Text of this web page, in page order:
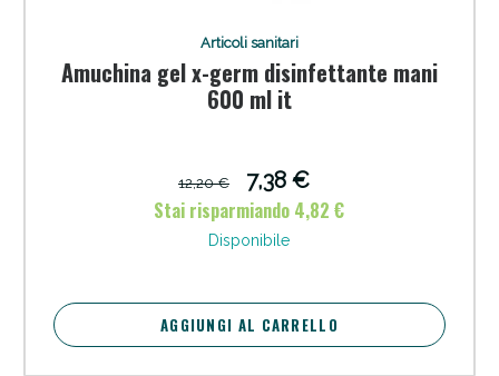
Articoli sanitari
Amuchina gel x-germ disinfettante mani
600 ml it
12,20 €
7,38 €
Stai risparmiando 4,82 €
Disponibile
AGGIUNGI AL CARRELLO